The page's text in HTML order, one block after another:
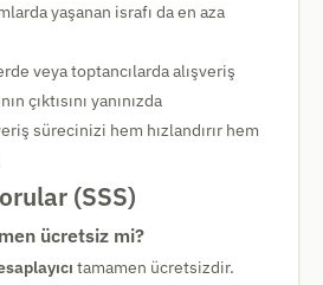
yaşanan israfı da en aza
veya toptancılarda alışveriş
çıktısını yanınızda
sürecinizi hem hızlandırır hem
(SSS)
ücretsiz mi?
tamamen ücretsizdir.